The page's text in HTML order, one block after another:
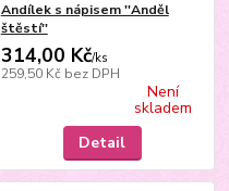
Andílek s nápisem ''Anděl
štěstí''
314,00 Kč/ks
259,50 Kč bez DPH
Není
skladem
Detail